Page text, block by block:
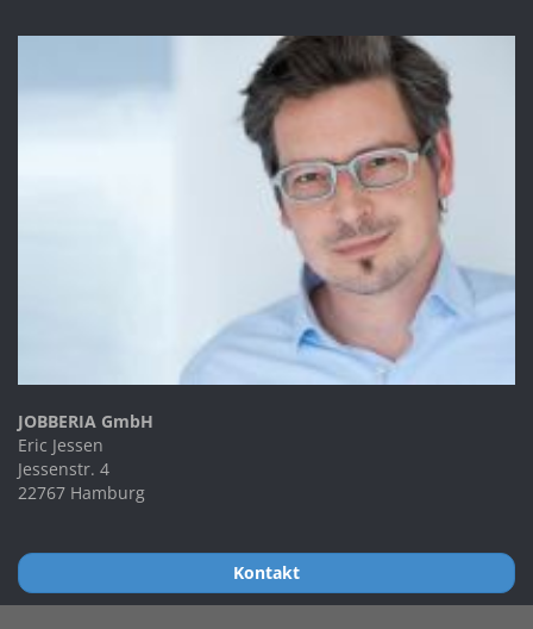
JOBBERIA GmbH
Eric Jessen
Jessenstr. 4
22767 Hamburg
Kontakt